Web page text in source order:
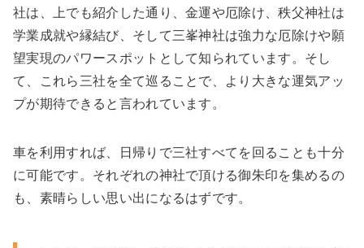
社は、上でも紹介した通り、金運や厄除け、秩父神社は
学業成就や縁結び、そして三峯神社は強力な厄除けや願
望実現のパワースポットとして知られています。そし
て、これら三社を全て巡ることで、より大きな運気アッ
プが期待できると言われています。
車を利用すれば、日帰りで三社すべてを回ることも十分
に可能です。それぞれの神社で頂ける御朱印を集めるの
も、素晴らしい思い出になるはずです。